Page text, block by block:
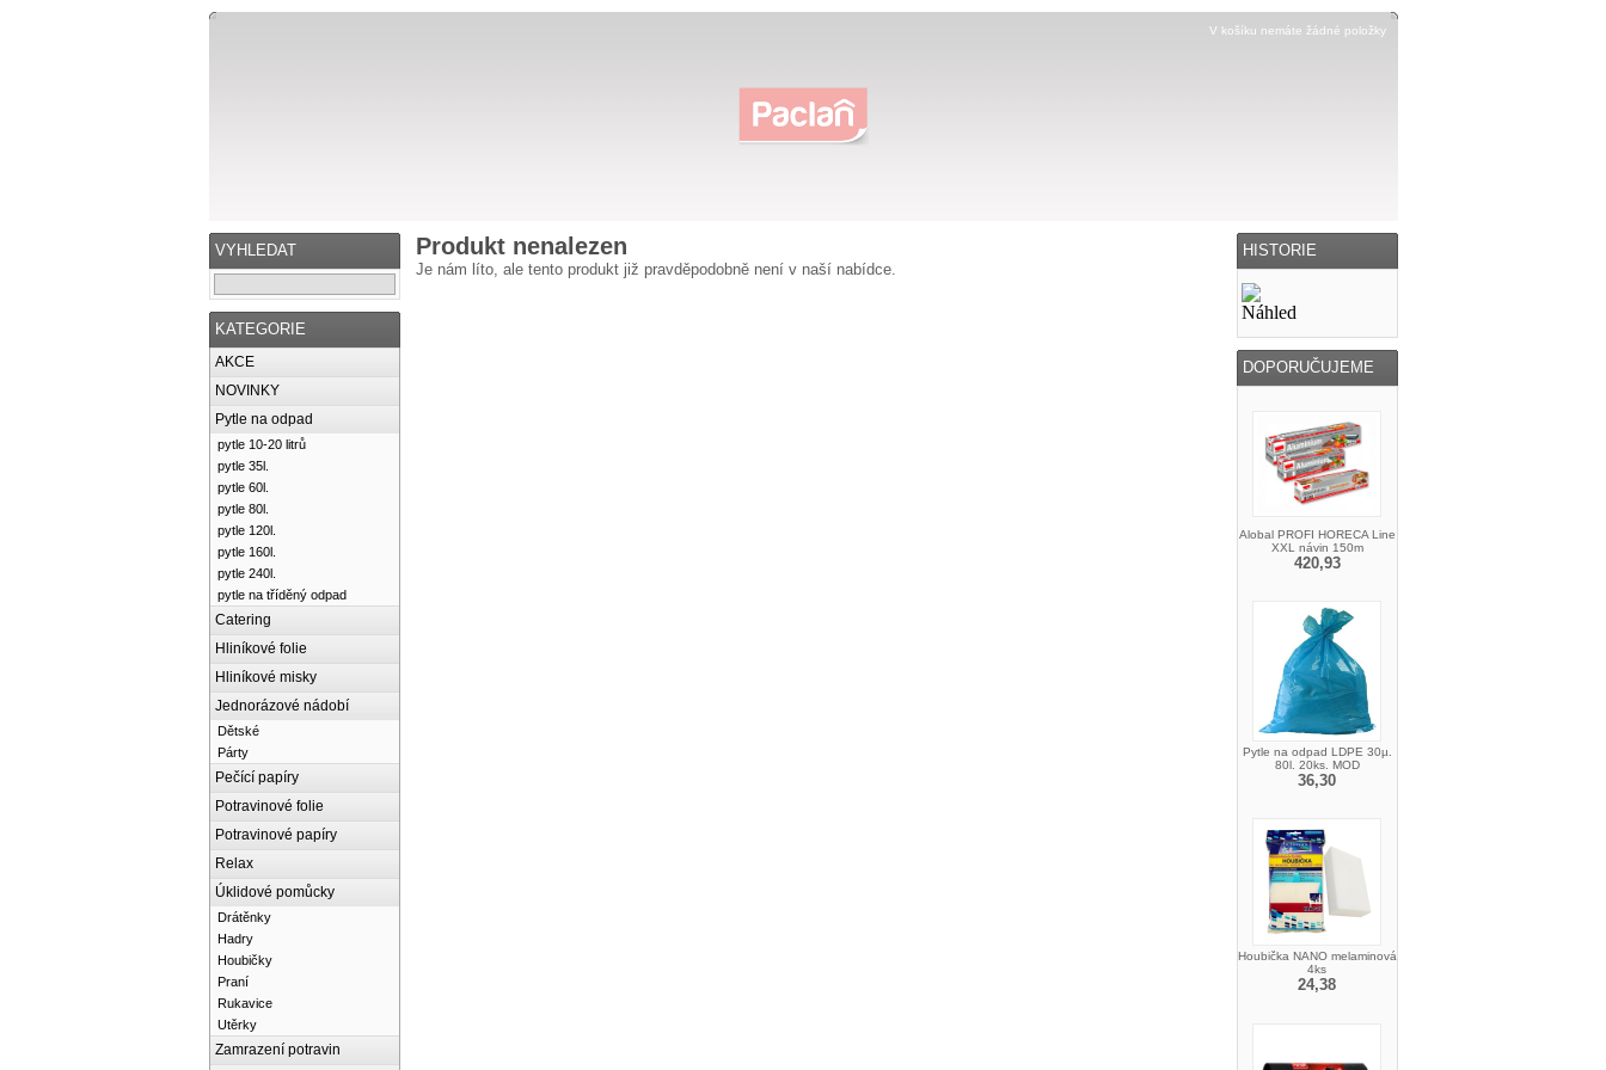
V košíku nemáte žádné položky
VYHLEDAT
KATEGORIE
AKCE
NOVINKY
Pytle na odpad
pytle 10-20 litrů
pytle 35l.
pytle 60l.
pytle 80l.
pytle 120l.
pytle 160l.
pytle 240l.
pytle na tříděný odpad
Catering
Hliníkové folie
Hliníkové misky
Jednorázové nádobí
Dětské
Párty
Pečící papíry
Potravinové folie
Potravinové papíry
Relax
Úklidové pomůcky
Drátěnky
Hadry
Houbičky
Praní
Rukavice
Utěrky
Zamrazení potravin
Produkt nenalezen
Je nám líto, ale tento produkt již pravděpodobně není v naší nabídce.
HISTORIE
DOPORUČUJEME
Alobal PROFI HORECA Line
XXL návin 150m
420,93
Pytle na odpad LDPE 30µ.
80l. 20ks. MOD
36,30
Houbička NANO melaminová
4ks
24,38